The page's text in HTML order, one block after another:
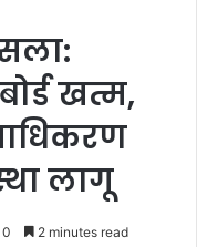
खत्म,
लागू
0 2 minutes read